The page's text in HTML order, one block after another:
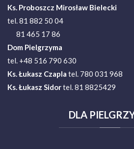
Ks. Proboszcz Mirosław Bielecki
tel. 81 882 50 04
81 465 17 86
Dom Pielgrzyma
tel. +48 516 790 630
Ks.Łukasz Czapla tel. 780 031 968
Ks. Łukasz Sidortel. 81 8825429
DLA